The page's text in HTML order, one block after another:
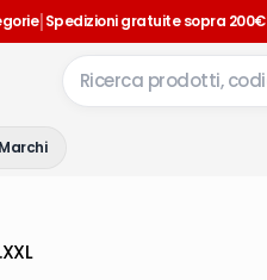
|Spedizioni gratuite sopra 200€
Marchi